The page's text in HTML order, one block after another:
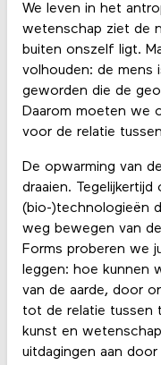
We leven in het
wetenschap ziet de
buiten onszelf ligt.
volhouden: de mens
geworden die de
Daarom moeten we
voor de relatie
De opwarming van
draaien.
(bio-)technologieën
weg bewegen van
Forms proberen we
leggen: hoe kunnen
van de aarde, door
tot de relatie tussen
kunst en
uitdagingen aan